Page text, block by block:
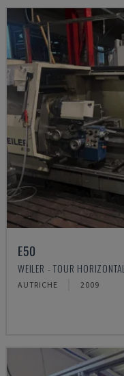
E50
WEILER - TOUR HORIZONTAL
AUTRICHE 2009